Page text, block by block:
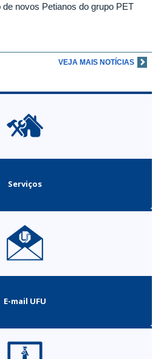
novos Petianos do grupo PET
VEJA MAIS NOTÍCIAS
Serviços
E-mail UFU